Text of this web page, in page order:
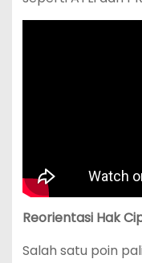
Reorientasi Hak
Salah satu poin